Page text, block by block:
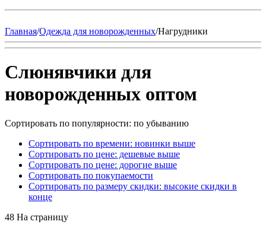
Главная/Одежда для новорожденных/Нагрудники
Слюнявчики для
новорожденных оптом
Сортировать по популярности: по убыванию
Сортировать по времени: новинки выше
Сортировать по цене: дешевые выше
Сортировать по цене: дорогие выше
Сортировать по покупаемости
Сортировать по размеру скидки: высокие скидки в
конце
48 На страницу